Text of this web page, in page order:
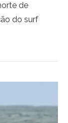
de
do surf